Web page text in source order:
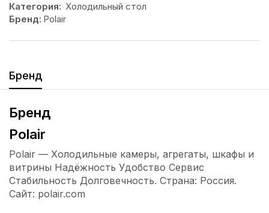
Категория: Холодильный стол
Бренд: Polair
Бренд
Бренд
Polair
Polair — Холодильные камеры, агрегаты, шкафы и
витрины Надёжность Удобство Сервис
Стабильность Долговечность. Страна: Россия.
Сайт: polair.com